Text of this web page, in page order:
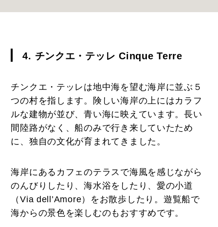
4. チンクエ・テッレ Cinque Terre
チンクエ・テッレは地中海を望む海岸に並ぶ５
つの村を指します。険しい海岸の上にはカラフ
ルな建物が並び、青い海に映えています。長い
間陸路がなく、船のみで行き来していたため
に、独自の文化が育まれてきました。
海岸にあるカフェのテラスで海風を感じながら
のんびりしたり、海水浴をしたり、愛の小道
（Via dell’Amore）をお散歩したり。遊覧船で
海からの景色を楽しむのもおすすめです。